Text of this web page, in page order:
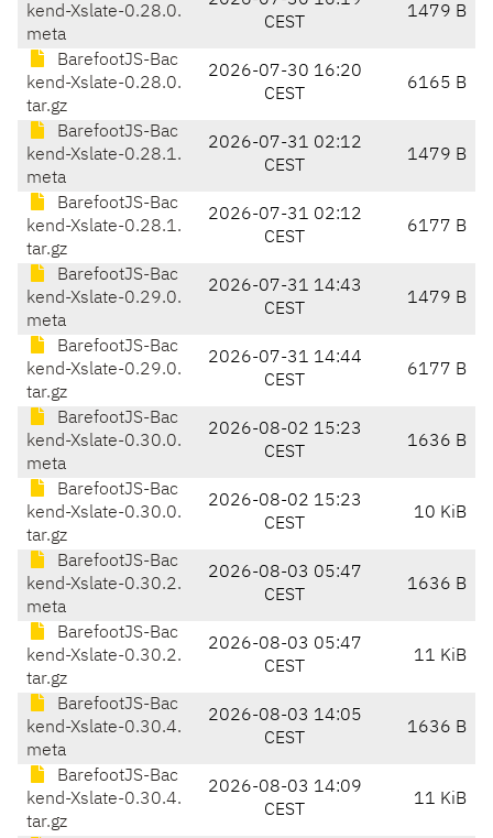
kend-Xslate-0.28.0.
meta
CEST
1479 B
BarefootJS-Bac
kend-Xslate-0.28.0.
tar.gz
2026-07-30 16:20
CEST
6165 B
BarefootJS-Bac
kend-Xslate-0.28.1.
meta
2026-07-31 02:12
CEST
1479 B
BarefootJS-Bac
kend-Xslate-0.28.1.
tar.gz
2026-07-31 02:12
CEST
6177 B
BarefootJS-Bac
kend-Xslate-0.29.0.
meta
2026-07-31 14:43
CEST
1479 B
BarefootJS-Bac
kend-Xslate-0.29.0.
tar.gz
2026-07-31 14:44
CEST
6177 B
BarefootJS-Bac
kend-Xslate-0.30.0.
meta
2026-08-02 15:23
CEST
1636 B
BarefootJS-Bac
kend-Xslate-0.30.0.
tar.gz
2026-08-02 15:23
CEST
10 KiB
BarefootJS-Bac
kend-Xslate-0.30.2.
meta
2026-08-03 05:47
CEST
1636 B
BarefootJS-Bac
kend-Xslate-0.30.2.
tar.gz
2026-08-03 05:47
CEST
11 KiB
BarefootJS-Bac
kend-Xslate-0.30.4.
meta
2026-08-03 14:05
CEST
1636 B
BarefootJS-Bac
kend-Xslate-0.30.4.
tar.gz
2026-08-03 14:09
CEST
11 KiB